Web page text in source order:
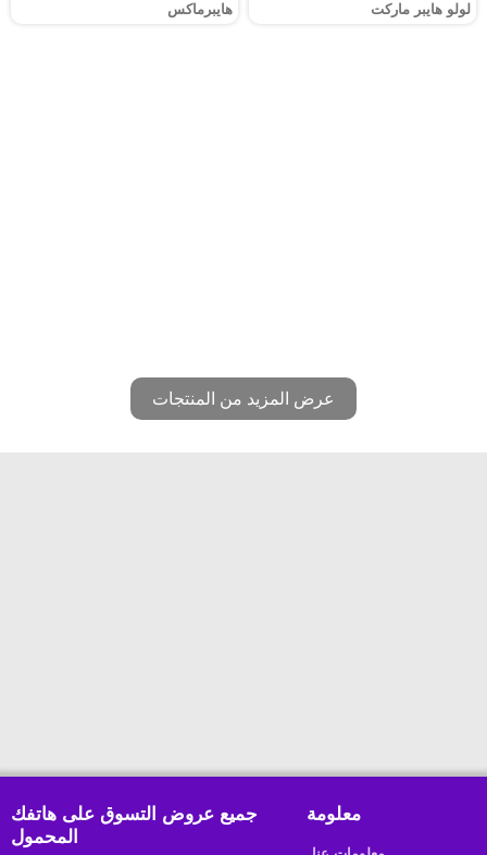
لولو هايبر ماركت هايبرماكس
عرض المزيد من المنتجات
جميع عروض التسوق على هاتفك
المحمول
معلومة